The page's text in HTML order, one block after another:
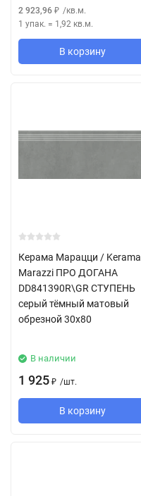
2 923,96 ₽ /кв.м.
1 упак. = 1,92 кв.м.
В корзину
Керама Марацци / Kerama
Marazzi ПРО ДОГАНА
DD841390R\GR СТУПЕНЬ
серый тёмный матовый
обрезной 30x80
В наличии
1 925 ₽ /шт.
В корзину